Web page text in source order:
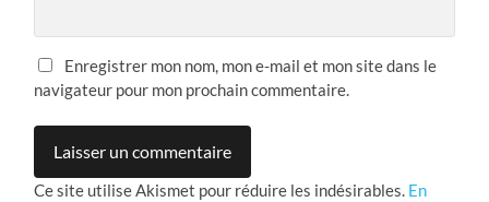
Enregistrer mon nom, mon e-mail et mon site dans le
navigateur pour mon prochain commentaire.
Ce site utilise Akismet pour réduire les indésirables. En